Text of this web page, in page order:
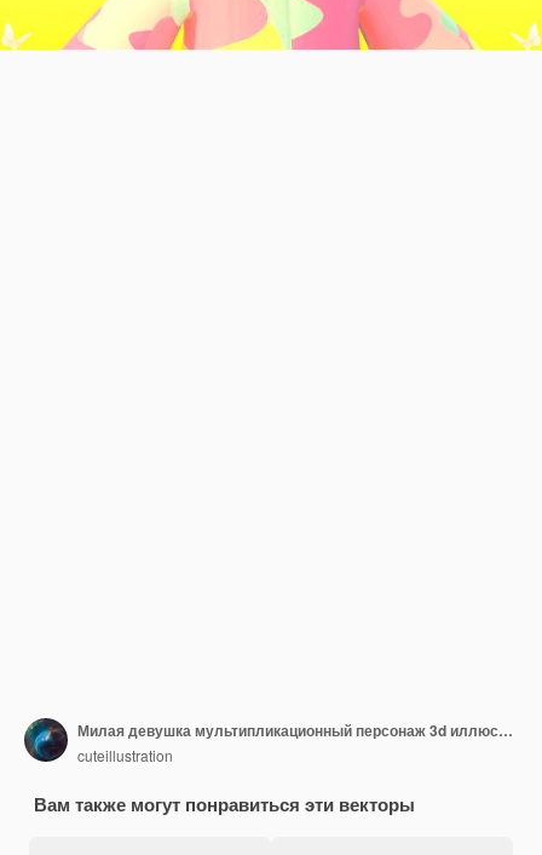
Милая девушка мультипликационный персонаж 3d иллюстрация
cuteillustration
Вам также могут понравиться эти векторы